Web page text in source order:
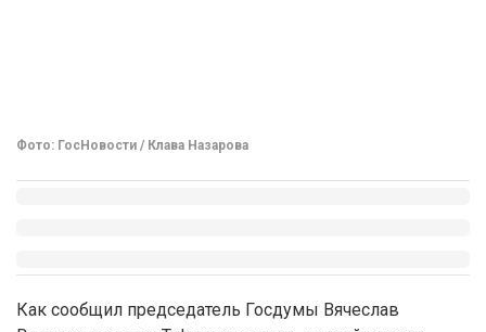
Фото: ГосНовости / Клава Назарова
Как сообщил председатель Госдумы Вячеслав